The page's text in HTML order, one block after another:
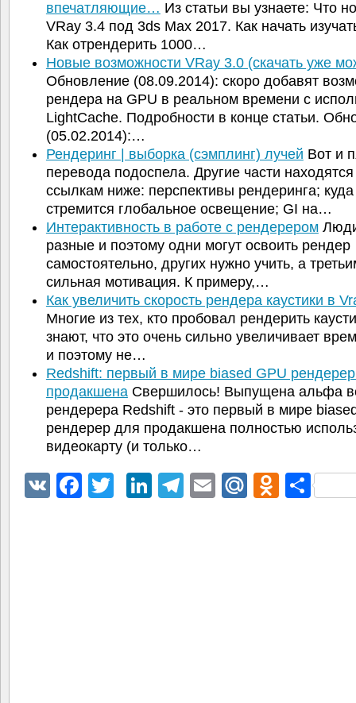
впечатляющие… Из статьи вы узнаете: Что
VRay 3.4 под 3ds Max 2017. Как начать
Как отрендерить 1000…
Новые возможности VRay 3.0 (скачать уже
Обновление (08.09.2014): скоро добавят
рендера на GPU в реальном времени с
LightCache. Подробности в конце статьи.
(05.02.2014):…
Рендеринг | выборка (сэмплинг) лучей Вот и
перевода подоспела. Другие части
ссылкам ниже: перспективы рендеринга; куда
стремится глобальное освещение; GI на…
Интерактивность в работе с рендерером
разные и поэтому одни могут освоить рендер
самостоятельно, других нужно учить, а
сильная мотивация. К примеру,…
Как увеличить скорость рендера каустики в
Многие из тех, кто пробовал рендерить
знают, что это очень сильно увеличивает
и поэтому не…
Redshift: первый в мире biased GPU
продакшенаСвершилось! Выпущена альфа
рендерера Redshift - это первый в мире
рендерер для продакшена полностью
видеокарту (и только…
VK Facebook
TwitterLinkedIn
Telegram
EmailMail.Ru